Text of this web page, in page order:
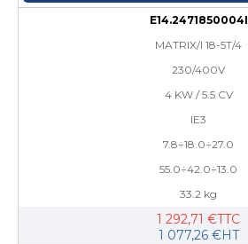
E14.2471850004I
MATRIX/I 18-5T/4
230/400V
4 KW / 5.5 CV
IE3
7.8÷18.0÷27.0
55.0÷42.0÷13.0
33.2 kg
1 292,71 €TTC
1 077,26 €HT